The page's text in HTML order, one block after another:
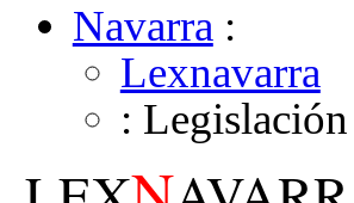
Navarra:
Lexnavarra
: Legislación